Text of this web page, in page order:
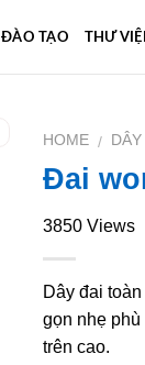
ĐÀO TẠO THƯ
HOME /
Đai
3850 Views
Dây đai
gọn nhẹ
trên cao.